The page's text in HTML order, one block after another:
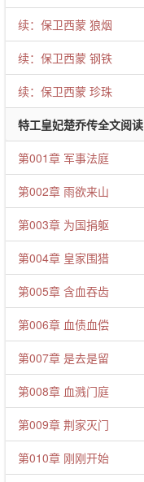
续：保卫西蒙 狼烟
续：保卫西蒙 钢铁
续：保卫西蒙 珍珠
特工皇妃楚乔传全文阅读
第001章 军事法庭
第002章 雨欲来山
第003章 为国捐躯
第004章 皇家围猎
第005章 含血吞齿
第006章 血债血偿
第007章 是去是留
第008章 血溅门庭
第009章 荆家灭门
第010章 刚刚开始